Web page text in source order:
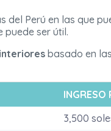
del Perú en las que
puede ser útil.
basado en
INGRESO
3,500